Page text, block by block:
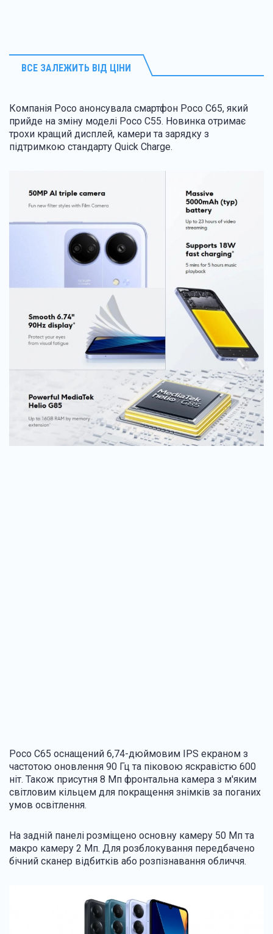
ВСЕ ЗАЛЕЖИТЬ ВІД ЦІНИ
Компанія Poco анонсувала смартфон Poco C65, який
прийде на зміну моделі Poco C55. Новинка отримає
трохи кращий дисплей, камери та зарядку з
підтримкою стандарту Quick Charge.
Poco C65 оснащений 6,74-дюймовим IPS екраном з
частотою оновлення 90 Гц та піковою яскравістю 600
ніт. Також присутня 8 Мп фронтальна камера з м'яким
світловим кільцем для покращення знімків за поганих
умов освітлення.
На задній панелі розміщено основну камеру 50 Мп та
макро камеру 2 Мп. Для розблокування передбачено
бічний сканер відбитків або розпізнавання обличчя.